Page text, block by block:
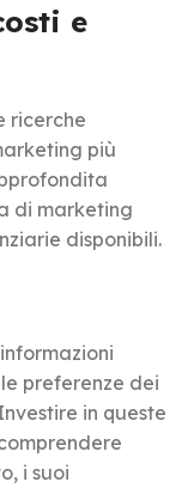
e
ricerche
più
di marketing
disponibili.
preferenze dei
in queste
i suoi